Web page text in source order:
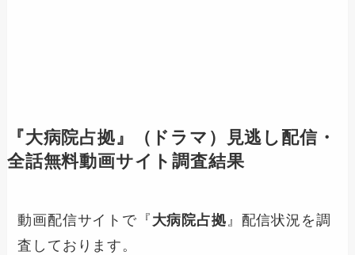
『大病院占拠』（ドラマ）見逃し配信・
全話無料動画サイト調査結果
動画配信サイトで『 大病院占拠』配信状況を調
査しております。